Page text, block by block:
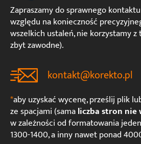
Zapraszamy do sprawnego
względu na konieczność
wszelkich ustaleń, nie korzystamy
zbyt zawodne).
kontakt@korekto.pl
*aby uzyskać wycenę, prześlij plik
ze spacjami (samaliczba stron nie
w zależności od formatowania
1300-1400, a inny nawet ponad